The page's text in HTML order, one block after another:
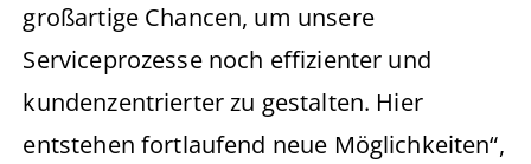
großartige Chancen, um unsere
Serviceprozesse noch effizienter und
kundenzentrierter zu gestalten. Hier
entstehen fortlaufend neue Möglichkeiten“,